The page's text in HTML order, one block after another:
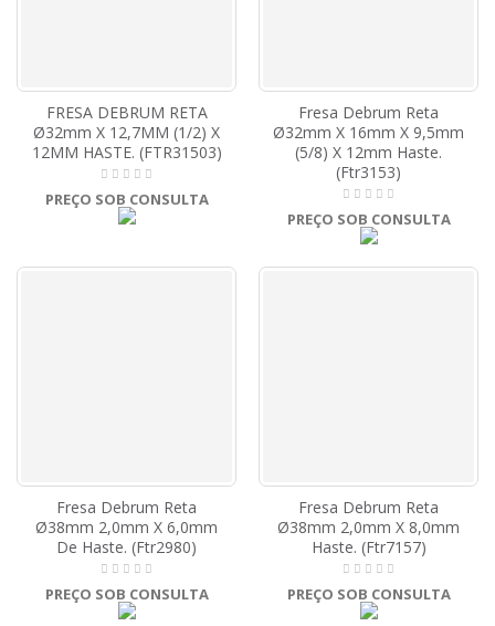
FRESA DEBRUM RETA
Ø32mm X 12,7MM (1/2) X
12MM HASTE. (FTR31503)
PREÇO SOB CONSULTA
Fresa Debrum Reta
Ø32mm X 16mm X 9,5mm
(5/8) X 12mm Haste.
(Ftr3153)
PREÇO SOB CONSULTA
Fresa Debrum Reta
Ø38mm 2,0mm X 6,0mm
De Haste. (Ftr2980)
PREÇO SOB CONSULTA
Fresa Debrum Reta
Ø38mm 2,0mm X 8,0mm
Haste. (Ftr7157)
PREÇO SOB CONSULTA